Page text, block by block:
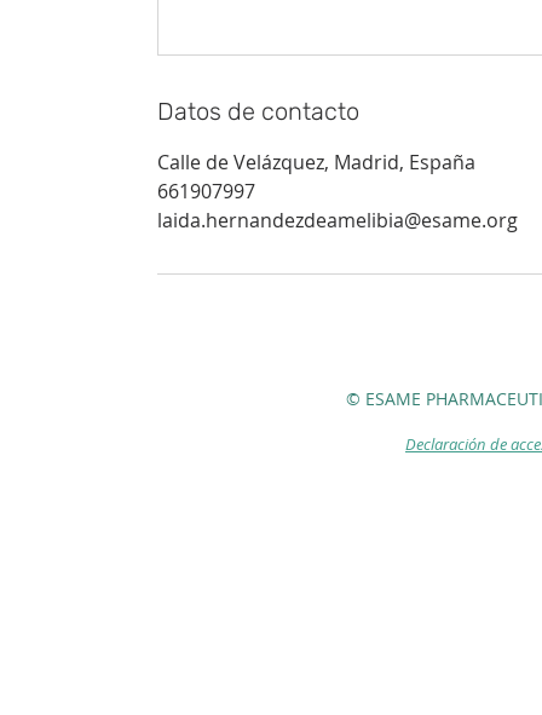
Datos de contacto
Calle de Velázquez, Madrid, España
661907997
laida.hernandezdeamelibia@esame.org
© ESAME
Declaración de